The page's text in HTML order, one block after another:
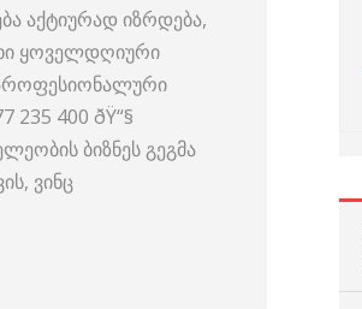
აქტიურად იზრდება,
ყოველდღიური
პროფესიონალური
235 400 ðŸ“§
ბიზნეს გეგმა
ვინც